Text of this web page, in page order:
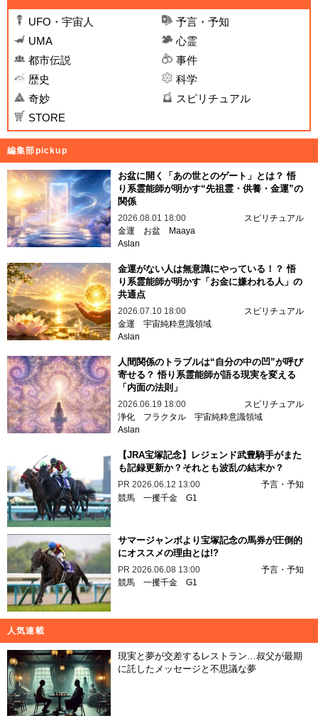
UFO・宇宙人
予言・予知
UMA
心霊
都市伝説
事件
歴史
科学
奇妙
スピリチュアル
STORE
編集部pickup
お盆に開く「あの世とのゲート」とは？ 悟
り系霊能師が明かす“先祖霊・供養・金運”の
関係
2026.08.01 18:00
スピリチュアル
金運
お盆
Maaya
Aslan
金運がない人は無意識にやっている！？ 悟
り系霊能師が明かす「お金に嫌われる人」の
共通点
2026.07.10 18:00
スピリチュアル
金運 宇宙純粋意識領域
Aslan
人間関係のトラブルは“自分の中の凹”が呼び
寄せる？ 悟り系霊能師が語る現実を変える
「内面の法則」
2026.06.19 18:00
スピリチュアル
浄化
フラクタル 宇宙純粋意識領域
Aslan
【JRA宝塚記念】レジェンド武豊騎手がまた
も記録更新か？それとも波乱の結末か？
PR 2026.06.12 13:00
予言・予知
競馬 一攫千金 G1
サマージャンボより宝塚記念の馬券が圧倒的
にオススメの理由とは!?
PR 2026.06.08 13:00
予言・予知
競馬 一攫千金 G1
人気連載
現実と夢が交差するレストラン…叔父が最期
に託したメッセージと不思議な夢